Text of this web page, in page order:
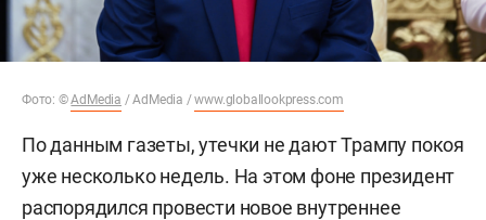
Фото: ©AdMedia / AdMedia /www.globallookpress.com
По данным газеты, утечки не дают Трампу покоя
уже несколько недель. На этом фоне президент
распорядился провести новое внутреннее